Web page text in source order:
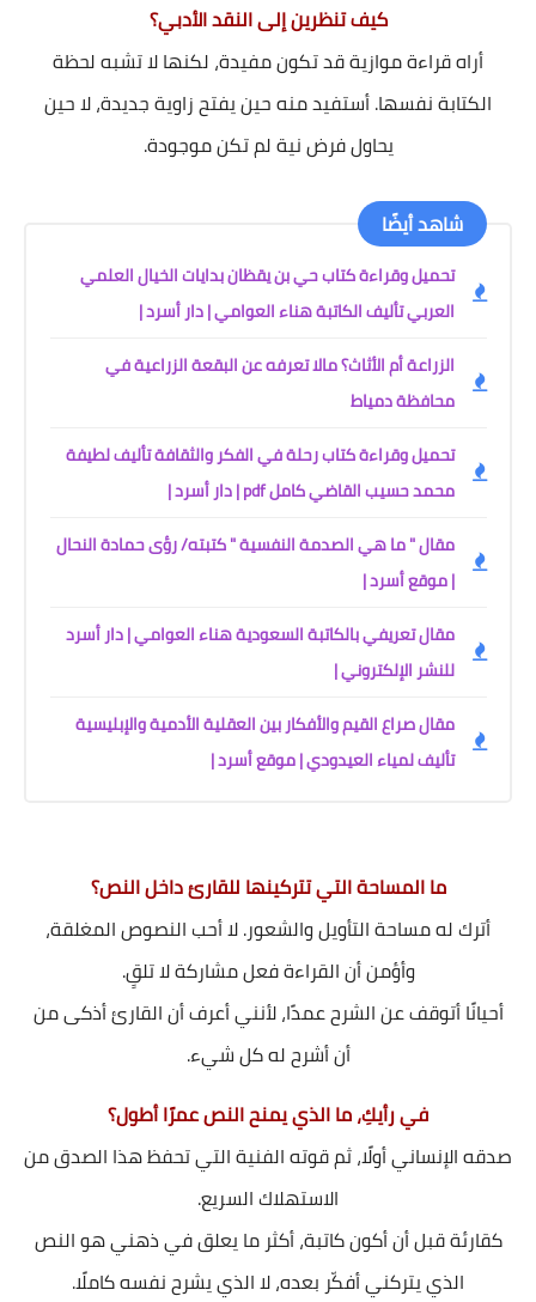
كيف تنظرين إلى النقد الأدبي؟
أراه قراءة موازية قد تكون مفيدة، لكنها لا تشبه لحظة
الكتابة نفسها. أستفيد منه حين يفتح زاوية جديدة، لا حين
يحاول فرض نية لم تكن موجودة.
شاهد أيضًا
تحميل وقراءة كتاب حي بن يقظان بدايات الخيال العلمي
العربي تأليف الكاتبة هناء العوامي | دار أسرد |
الزراعة أم الأثاث؟ مالا تعرفه عن البقعة الزراعية في
محافظة دمياط
تحميل وقراءة كتاب رحلة في الفكر والثقافة تأليف لطيفة
محمد حسيب القاضي كامل pdf | دار أسرد |
مقال " ما هي الصدمة النفسية " كتبته/ رؤى حمادة النحال
| موقع أسرد |
مقال تعريفي بالكاتبة السعودية هناء العوامي | دار أسرد
للنشر الإلكتروني |
مقال صراع القيم والأفكار بين العقلية الأدمية والإبليسية
تأليف لمياء العيدودي | موقع أسرد |
ما المساحة التي تتركينها للقارئ داخل النص؟
أترك له مساحة التأويل والشعور. لا أحب النصوص المغلقة،
وأؤمن أن القراءة فعل مشاركة لا تلقٍ.
أحيانًا أتوقف عن الشرح عمدًا، لأنني أعرف أن القارئ أذكى من
أن أشرح له كل شيء.
في رأيكِ، ما الذي يمنح النص عمرًا أطول؟
صدقه الإنساني أولًا، ثم قوته الفنية التي تحفظ هذا الصدق من
الاستهلاك السريع.
كقارئة قبل أن أكون كاتبة، أكثر ما يعلق في ذهني هو النص
الذي يتركني أفكّر بعده، لا الذي يشرح نفسه كاملًا.